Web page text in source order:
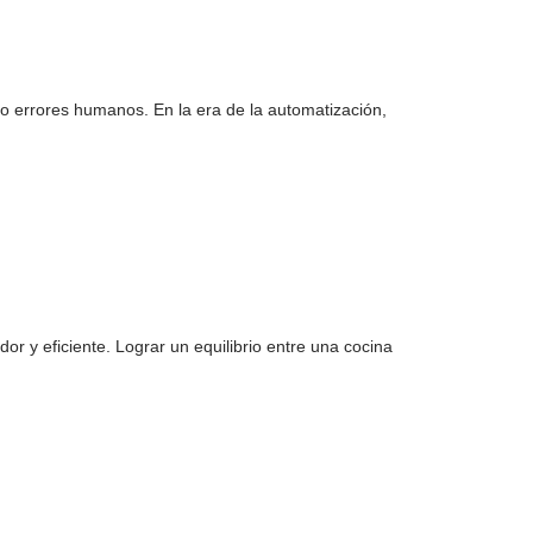
humanos. En la era de la automatización,
y eficiente. Lograr un equilibrio entre una cocina